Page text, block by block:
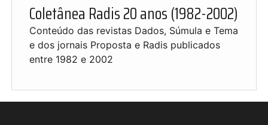
Coletânea Radis 20 anos (1982-2002)
Conteúdo das revistas Dados, Súmula e Tema
e dos jornais Proposta e Radis publicados
entre 1982 e 2002